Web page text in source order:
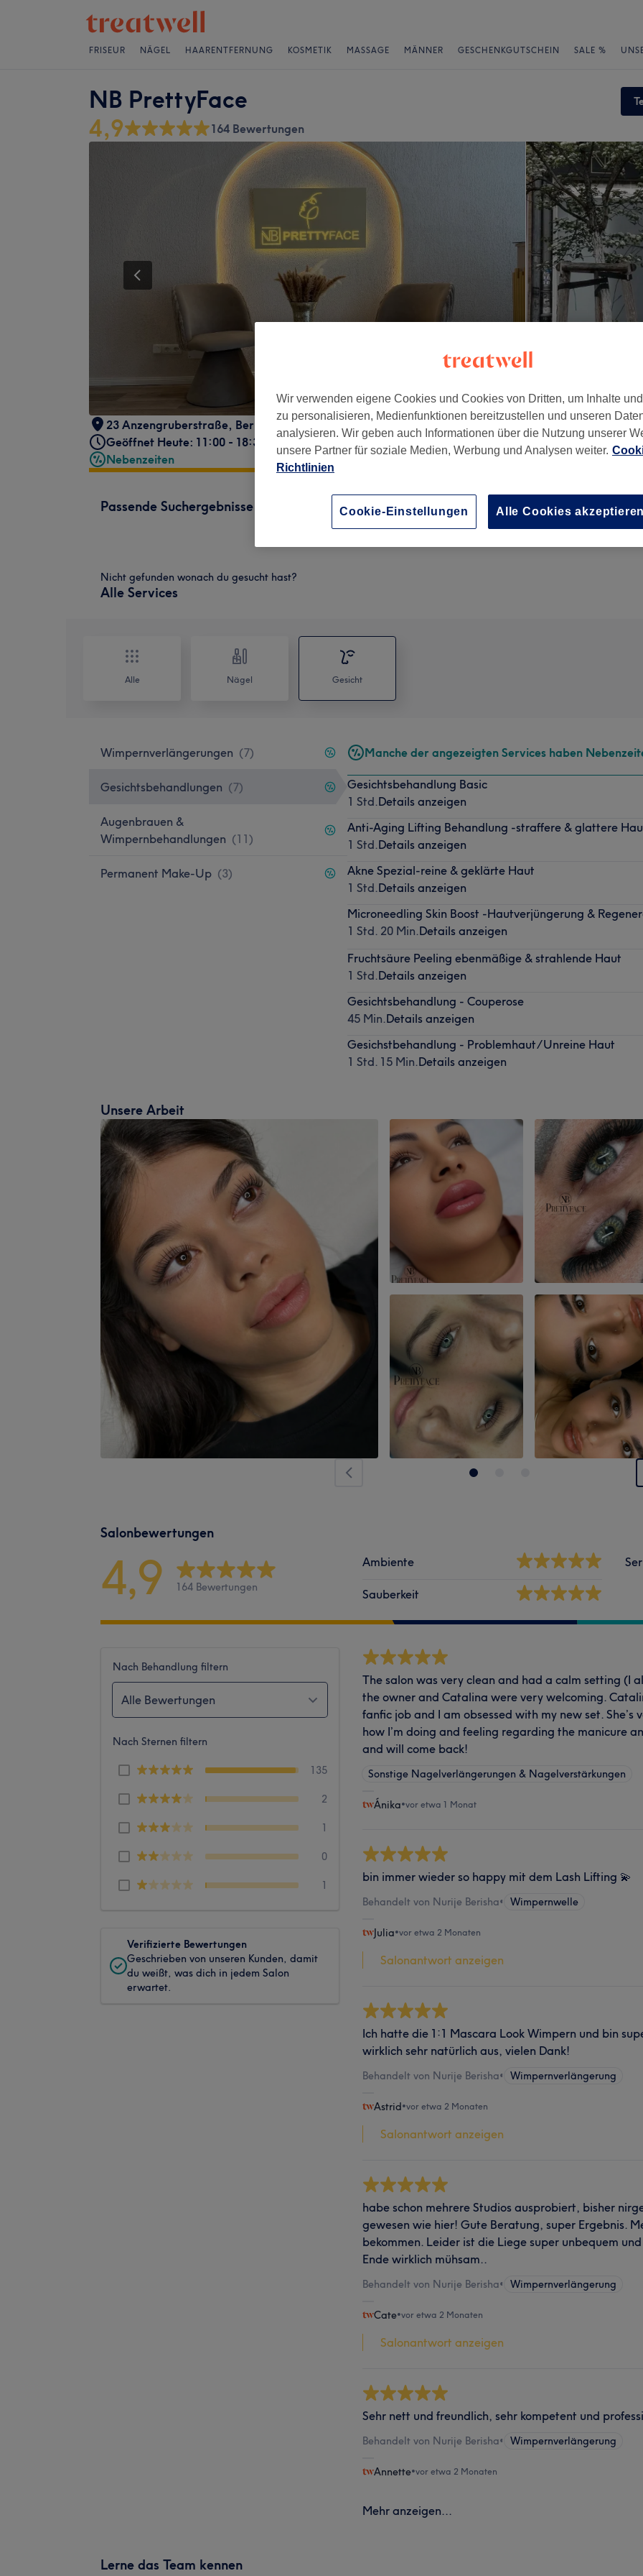
FRISEUR NÄGEL HAARENTFERNUNG KOSMETIK MASSAGE MÄNNER GESCHENKGUTSCHEIN SALE %
NB PrettyFace
4,9 164 Bewertungen
23 Anzengruberstraße, Berlin Berlin Neukölln, 12043
Geöffnet Heute: 11:00 - 18:30
Nebenzeiten
Passende Suchergebnisse
Anti-Aging Lifting Behandlung -straffere & glattere
Nicht gefunden wonach du gesucht hast?
Alle Services
Alle Nägel Gesicht
Wimpernverlängerungen (7)
Gesichtsbehandlungen (7)
Augenbrauen &
Wimpernbehandlungen (11)
Permanent Make-Up (3)
Manche der angezeigten Services haben
Gesichtsbehandlung Basic
1 Std.Details anzeigen
Anti-Aging Lifting Behandlung -straffere & glattere
1 Std.Details anzeigen
Akne Spezial-reine & geklärte Haut
1 Std.Details anzeigen
Microneedling Skin Boost -Hautverjüngerung &
1 Std. 20 Min.Details anzeigen
Fruchtsäure Peeling ebenmäßige & strahlende Haut
1 Std.Details anzeigen
Gesichtsbehandlung - Couperose
45 Min.Details anzeigen
Gesichstbehandlung - Problemhaut/Unreine Haut
1 Std. 15 Min.Details anzeigen
Unsere Arbeit
Salonbewertungen
4,9 164 Bewertungen
Ambiente
Sauberkeit
Nach Behandlung filtern
Alle Bewertungen
Nach Sternen filtern
135
2
1
0
1
Verifizierte Bewertungen
Geschrieben von unseren Kunden, damit
du weißt, was dich in jedem Salon
erwartet.
The salon was very clean and had a calm setting (I
the owner and Catalina were very welcoming.
fanfic job and I am obsessed with my new set. She’s
how I’m doing and feeling regarding the manicure
and will come back!
Sonstige Nagelverlängerungen & Nagelverstärkungen
Ánika•vor etwa 1 Monat
bin immer wieder so happy mit dem Lash Lifting 💫
Behandelt von Nurije Berisha• Wimpernwelle
Julia•vor etwa 2 Monaten
Salonantwort anzeigen
Ich hatte die 1:1 Mascara Look Wimpern und bin
wirklich sehr natürlich aus, vielen Dank!
Behandelt von Nurije Berisha• Wimpernverlängerung
Astrid•vor etwa 2 Monaten
Salonantwort anzeigen
habe schon mehrere Studios ausprobiert, bisher
gewesen wie hier! Gute Beratung, super Ergebnis.
bekommen. Leider ist die Liege super unbequem
Ende wirklich mühsam..
Behandelt von Nurije Berisha• Wimpernverlängerung
Cate•vor etwa 2 Monaten
Salonantwort anzeigen
Sehr nett und freundlich, sehr kompetent und
Behandelt von Nurije Berisha• Wimpernverlängerung
Annette•vor etwa 2 Monaten
Mehr anzeigen...
Lerne das Team kennen
Wir verwenden eigene Cookies und Cookies von Dritten, um Inhalte
zu personalisieren, Medienfunktionen bereitzustellen und unseren
analysieren. Wir geben auch Informationen über die Nutzung unserer
unsere Partner für soziale Medien, Werbung und Analysen weiter.
Richtlinien
Cookie-Einstellungen Alle Cookies